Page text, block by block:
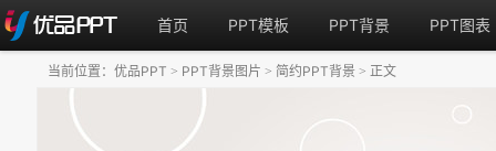
首页 PPT模板 PPT背景 PPT图表
当前位置： 优品PPT > PPT背景图片 > 简约PPT背景 > 正文